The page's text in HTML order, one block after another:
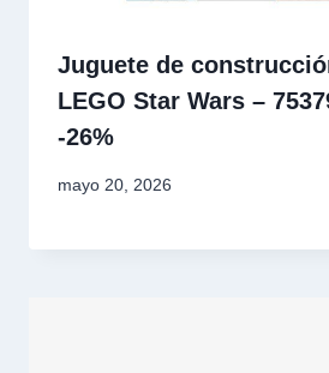
Juguete de
LEGO Star Wars –
-26%
mayo 20, 2026